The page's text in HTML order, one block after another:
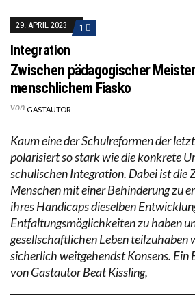
29. APRIL 2023 1
Integration
Zwischen pädagogischer
menschlichem Fiasko
von GASTAUTOR
Kaum eine der Schulreformen der
polarisiert so stark wie die konkrete
schulischen Integration. Dabei ist die
Menschen mit einer Behinderung zu
ihres Handicaps dieselben
Entfaltungsmöglichkeiten zu haben
gesellschaftlichen Leben teilzuhaben
sicherlich weitgehendst Konsens. Ein
von Gastautor Beat Kissling,